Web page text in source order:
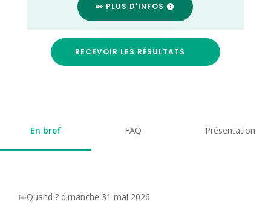
👀 PLUS D'INFOS
RECEVOIR LES RÉSULTATS
En bref FAQ Présentation
📅Quand ? dimanche 31 mai 2026